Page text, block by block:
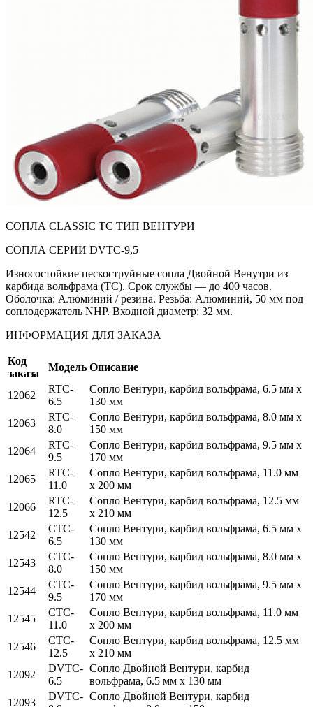
СОПЛА CLASSIC TC ТИП ВЕНТУРИ
СОПЛА СЕРИИ DVTC-9,5
Износостойкие пескоструйные сопла Двойной Венутри из
карбида вольфрама (ТС). Срок службы — до 400 часов.
Оболочка: Алюминий / резина. Резьба: Алюминий, 50 мм под
соплодержатель NHP. Входной диаметр: 32 мм.
ИНФОРМАЦИЯ ДЛЯ ЗАКАЗА
Код
заказа
Модель Описание
12062
RTC-
6.5
Сопло Вентури, карбид вольфрама, 6.5 мм x
130 мм
12063
RTC-
8.0
Сопло Вентури, карбид вольфрама, 8.0 мм x
150 мм
12064
RTC-
9.5
Сопло Вентури, карбид вольфрама, 9.5 мм x
170 мм
12065
RTC-
11.0
Сопло Вентури, карбид вольфрама, 11.0 мм
x 200 мм
12066
RTC-
12.5
Сопло Вентури, карбид вольфрама, 12.5 мм
x 210 мм
12542
CTC-
6.5
Сопло Вентури, карбид вольфрама, 6.5 мм x
130 мм
12543
CTC-
8.0
Сопло Вентури, карбид вольфрама, 8.0 мм x
150 мм
12544
CTC-
9.5
Сопло Вентури, карбид вольфрама, 9.5 мм x
170 мм
12545
CTC-
11.0
Сопло Вентури, карбид вольфрама, 11.0 мм
x 200 мм
12546
CTC-
12.5
Сопло Вентури, карбид вольфрама, 12.5 мм
x 210 мм
12092
DVTC-
6.5
Сопло Двойной Вентури, карбид
вольфрама, 6.5 мм x 130 мм
12093
DVTC- Сопло Двойной Вентури, карбид